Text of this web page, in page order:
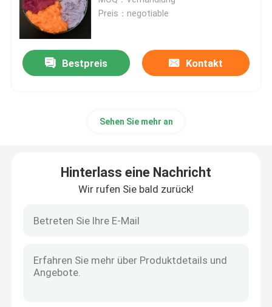
Spunlace-Vliesstoff
Akustik aus Polyesterfaser
Hohler konjugierter Siliconized-Polyester
Hohle konjugierte Polyester-Spinnfaser
Jungfrau-Polyester-Spinnfaser
Preis：negotiable
Bestpreis Kontakt
Sehen Sie mehr an
Hinterlass eine Nachricht
Wir rufen Sie bald zurück!